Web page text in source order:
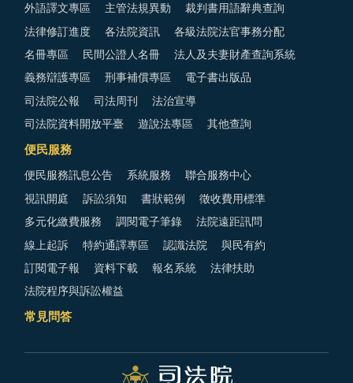
外語譯文專區 主管法規異動 裁判書用語辭典查詢
法律修訂進度 各法院資訊 各級法院法官事務分配
名冊專區 民間公證人名冊 法人及夫妻財產查詢系統
義務辯護專區 刑事補償專區 電子書出版品
司法院公報 司法周刊 法治宣導
司法院資料開放平臺 遊說法專區 其他查詢
便民服務
便民服務訊息公告 系統服務 聯合服務中心
視訊開庭 訴訟須知 書狀範例 徵收費用標準
多元化繳費服務 調閱電子筆錄 法院遠距訊問
線上起訴 特約通譯專區 認識法院 與民有約
訂閱電子報 資料下載 報名系統 法律扶助
法院程序與訴訟權益
常見問答